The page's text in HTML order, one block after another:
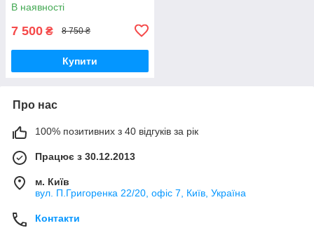
В наявності
7 500 ₴ 8 750 ₴
Купити
Про нас
100% позитивних з 40 відгуків за рік
Працює з 30.12.2013
м. Київ
вул. П.Григоренка 22/20, офіс 7, Київ, Україна
Контакти